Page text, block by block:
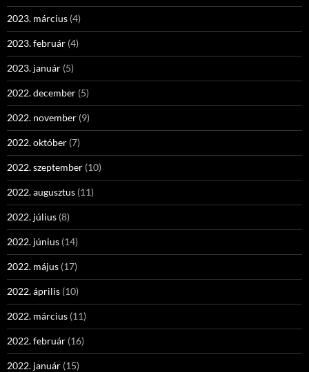
2023. március (4)
2023. február (4)
2023. január (5)
2022. december (5)
2022. november (9)
2022. október (7)
2022. szeptember (10)
2022. augusztus (11)
2022. július (8)
2022. június (14)
2022. május (17)
2022. április (10)
2022. március (11)
2022. február (16)
2022. január (15)